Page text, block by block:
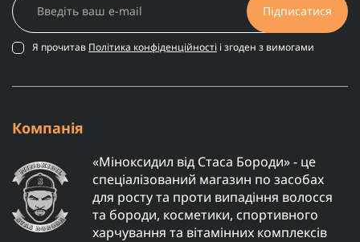
Підписатися
Я прочитав Політика конфіденційності і згоден з вимогами
Компанія
«Міноксидил від Стаса Бороди» - це
спеціалізований магазин по засобах
для росту та проти випадіння волосся
та бороди, косметики, спортивного
харчування та вітамінних комплексів